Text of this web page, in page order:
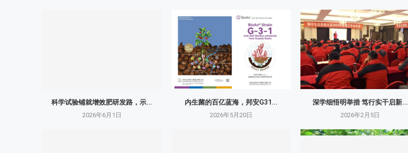
科学试验铺就增效肥研发路，示...
2026年6月1日
内生菌的百亿蓝海，邦安G31...
2026年5月20日
深学细悟明举措 笃行实干启新...
2026年2月5日